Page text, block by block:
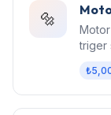
🔩
triger